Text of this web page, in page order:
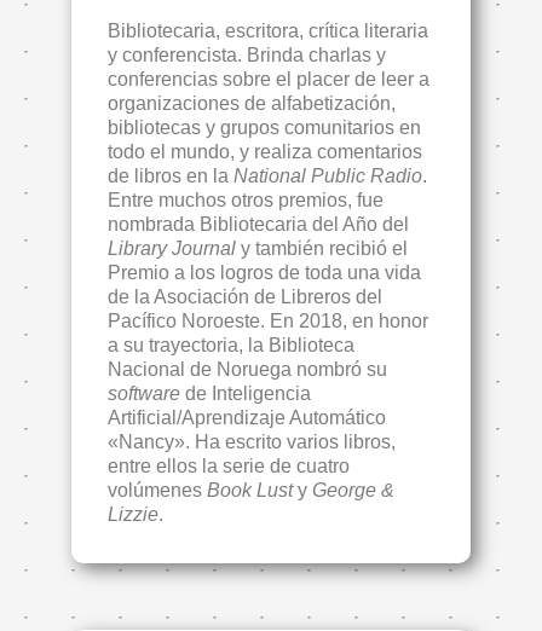
Bibliotecaria, escritora, crítica literaria
y conferencista. Brinda charlas y
conferencias sobre el placer de leer a
organizaciones de alfabetización,
bibliotecas y grupos comunitarios en
todo el mundo, y realiza comentarios
de libros en la National Public Radio.
Entre muchos otros premios, fue
nombrada Bibliotecaria del Año del
Library Journal y también recibió el
Premio a los logros de toda una vida
de la Asociación de Libreros del
Pacífico Noroeste. En 2018, en honor
a su trayectoria, la Biblioteca
Nacional de Noruega nombró su
software de Inteligencia
Artificial/Aprendizaje Automático
«Nancy». Ha escrito varios libros,
entre ellos la serie de cuatro
volúmenes Book Lusty George &
Lizzie.